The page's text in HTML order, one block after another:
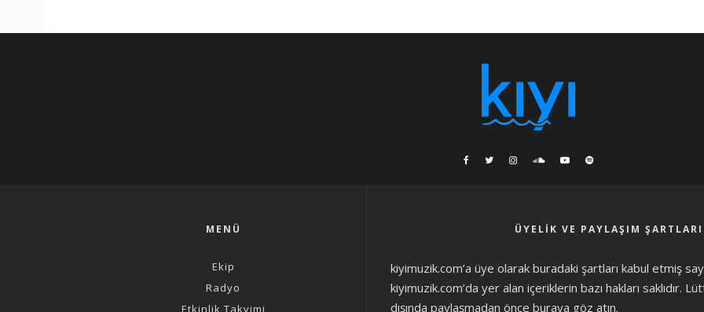
MENÜ
Ekip
Radyo
Etkinlik Takvimi
ÜYELIK VE PAYLAŞIM ŞARTLARI
kiyimuzik.com’a üye olarak buradaki şartları kabul etmiş
kiyimuzik.com’da yer alan içeriklerin bazı hakları saklıdır.
dışında paylaşmadan önce buraya göz atın.